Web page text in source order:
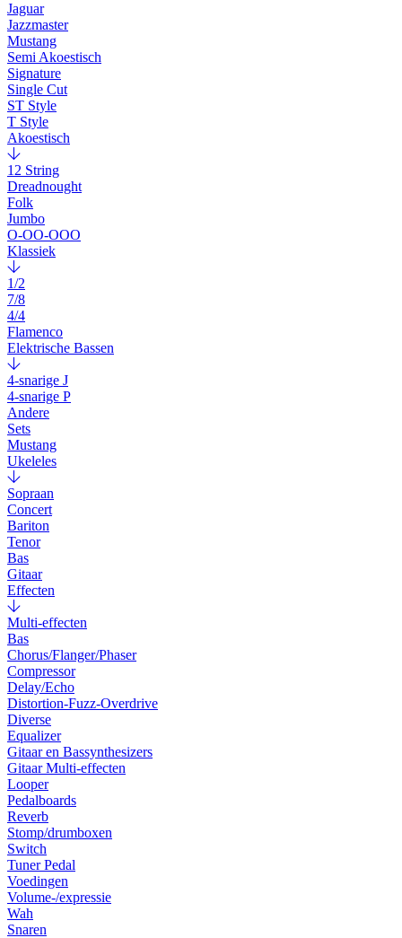
Jaguar
Jazzmaster
Mustang
Semi Akoestisch
Signature
Single Cut
ST Style
T Style
Akoestisch
12 String
Dreadnought
Folk
Jumbo
O-OO-OOO
Klassiek
1/2
7/8
4/4
Flamenco
Elektrische Bassen
4-snarige J
4-snarige P
Andere
Sets
Mustang
Ukeleles
Sopraan
Concert
Bariton
Tenor
Bas
Gitaar
Effecten
Multi-effecten
Bas
Chorus/Flanger/Phaser
Compressor
Delay/Echo
Distortion-Fuzz-Overdrive
Diverse
Equalizer
Gitaar en Bassynthesizers
Gitaar Multi-effecten
Looper
Pedalboards
Reverb
Stomp/drumboxen
Switch
Tuner Pedal
Voedingen
Volume-/expressie
Wah
Snaren